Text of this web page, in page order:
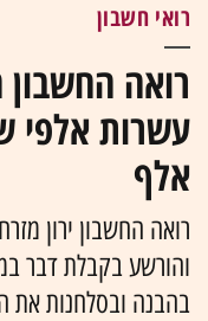
רואי חשבון
רואה
אלף
רואה החשבון ירון
והורשע בקבלת דבר
בהבנה ובסלחנות את